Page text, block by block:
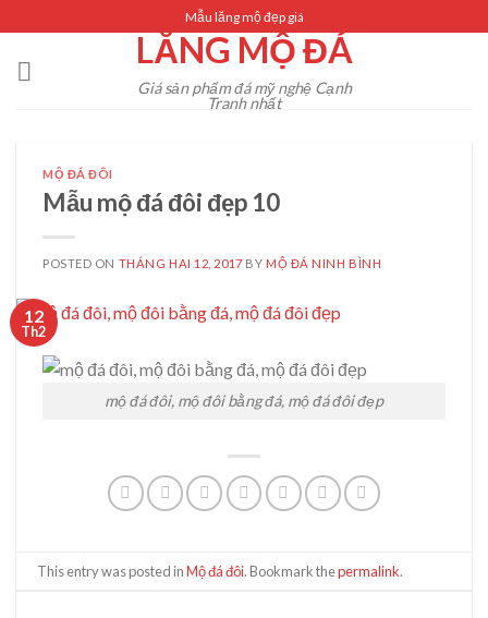
content
Mẫu lăng mộ đẹp giá
LĂNG MỘ ĐÁ
Giá sản phẩm đá mỹ nghệ Cạnh
Tranh nhất
MỘ ĐÁ ĐÔI
Mẫu mộ đá đôi đẹp 10
POSTED ON THÁNG HAI 12, 2017 BY MỘ ĐÁ NINH BÌNH
12
Th2
mộ đá đôi, mộ đôi bằng đá, mộ đá đôi đẹp
This entry was posted inMộ đá đôi. Bookmark thepermalink.